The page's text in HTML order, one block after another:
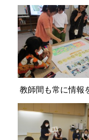
教師間も常に情報